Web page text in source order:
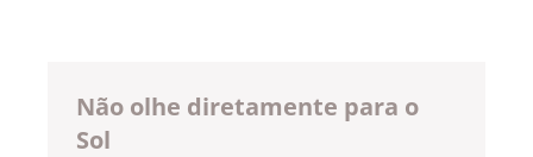
Não olhe diretamente para o
Sol